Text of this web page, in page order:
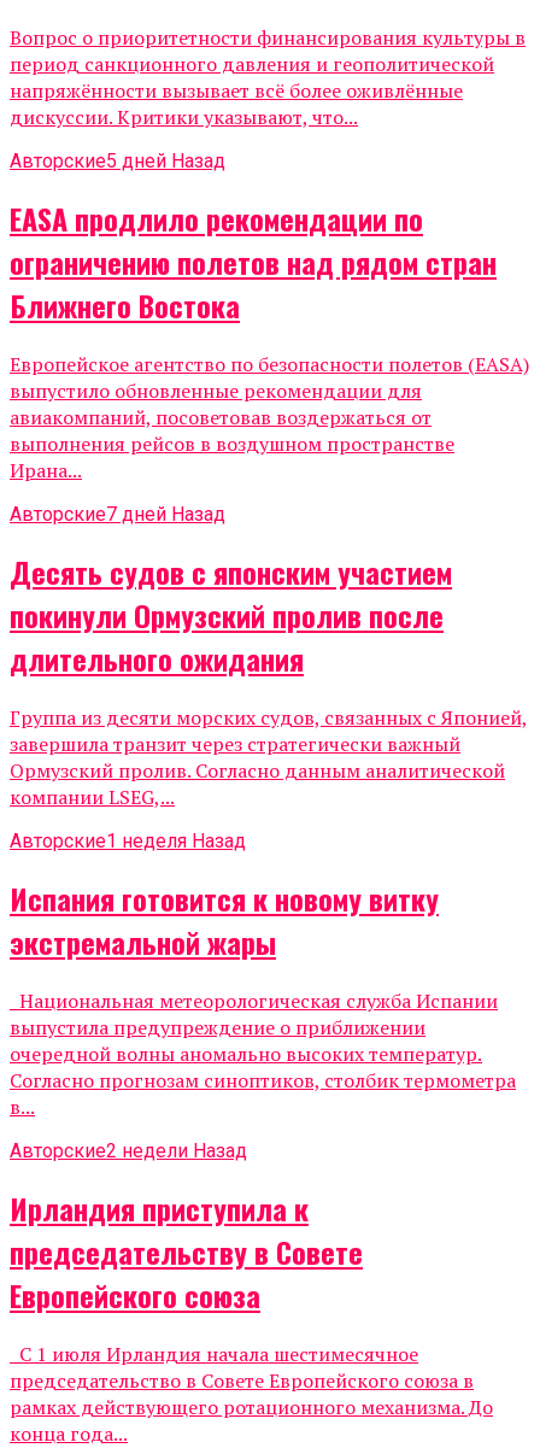
Вопрос о приоритетности финансирования культуры в
период санкционного давления и геополитической
напряжённости вызывает всё более оживлённые
дискуссии. Критики указывают, что...
Авторские5 дней Назад
EASA продлило рекомендации по
ограничению полетов над рядом стран
Ближнего Востока
Европейское агентство по безопасности полетов (EASA)
выпустило обновленные рекомендации для
авиакомпаний, посоветовав воздержаться от
выполнения рейсов в воздушном пространстве
Ирана...
Авторские7 дней Назад
Десять судов с японским участием
покинули Ормузский пролив после
длительного ожидания
Группа из десяти морских судов, связанных с Японией,
завершила транзит через стратегически важный
Ормузский пролив. Согласно данным аналитической
компании LSEG,...
Авторские1 неделя Назад
Испания готовится к новому витку
экстремальной жары
Национальная метеорологическая служба Испании
выпустила предупреждение о приближении
очередной волны аномально высоких температур.
Согласно прогнозам синоптиков, столбик термометра
в...
Авторские2 недели Назад
Ирландия приступила к
председательству в Совете
Европейского союза
С 1 июля Ирландия начала шестимесячное
председательство в Совете Европейского союза в
рамках действующего ротационного механизма. До
конца года...